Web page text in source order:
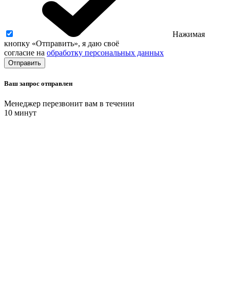
Нажимая
кнопку «Отправить», я даю своё
согласие на обработку персональных данных
Ваш запрос отправлен
Менеджер перезвонит вам в течении
10 минут